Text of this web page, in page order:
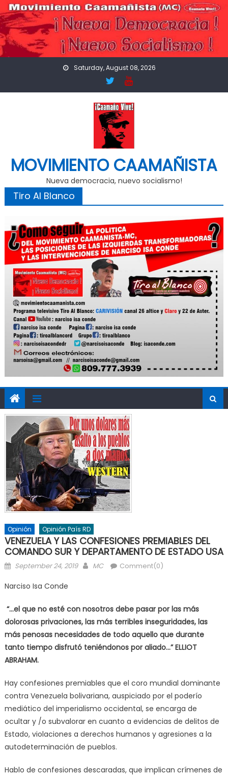
Skip
to
content
Saturday, August 08, 2026
MOVIMIENTO CAAMAÑISTA
Nueva democracia, nuevo socialismo!
Tiro Al Blanco
Opinión Opinión País RD
VENEZUELA Y LAS CONFESIONES PREMIABLES DEL
COMANDO SUR Y DEPARTAMENTO DE ESTADO USA
Posted
September 24, 2019 Author
MC Comment(0)
Narciso Isa Conde
“…el que no esté con nosotros debe pasar por las más
dolorosas privaciones, las más terribles inseguridades, las
más penosas necesidades de todo aquello que durante
tanto tiempo disfrutó teniéndonos por aliado…” ELLIOT
ABRAHAM.
Hay confesiones premiables que el coro mundial dominante
contra Venezuela bolivariana, auspiciado por el poderío
mediático del imperialismo occidental, se encarga de
ocultar y /o subvalorar en cuanto a evidencias de delitos de
Estado, violaciones a derechos humanos y agresiones a la
autodeterminación de pueblos.
Hablo de confesiones descaradas, que implican crímenes de